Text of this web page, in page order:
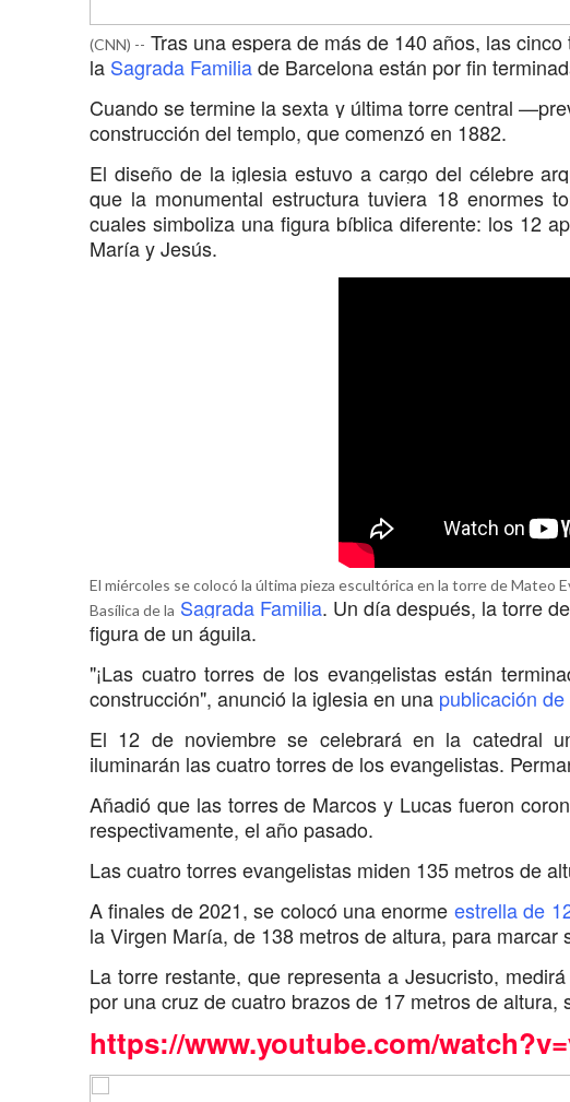
(CNN) -- Tras una espera de más de 140 años, las
la Sagrada Familiade Barcelona están por fin
Cuando se termine la sexta y última torre central
construcción del templo, que comenzó en 1882.
El diseño de la iglesia estuvo a cargo del célebre
que la monumental estructura tuviera 18 enormes
cuales simboliza una figura bíblica diferente: los 12
María y Jesús.
El miércoles se colocó la última pieza escultórica en la torre de Mateo
Basílica de la Sagrada Familia. Un día después, la torre
figura de un águila.
"¡Las cuatro torres de los evangelistas están
construcción", anunció la iglesia en una publicación
El 12 de noviembre se celebrará en la catedral
iluminarán las cuatro torres de los evangelistas.
Añadió que las torres de Marcos y Lucas fueron
respectivamente, el año pasado.
Las cuatro torres evangelistas miden 135 metros de
A finales de 2021, se colocó una enorme estrella de
la Virgen María, de 138 metros de altura, para marcar
La torre restante, que representa a Jesucristo,
por una cruz de cuatro brazos de 17 metros de altura,
https://www.youtube.com/